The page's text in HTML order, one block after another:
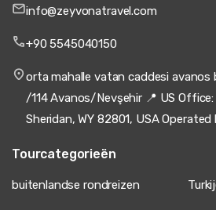
18 maart 2025
Antalya naar Cappadocië –
de beste transfer ooit, chauffeur
ook al hadden we zoveel bagage,
info@zeyvonatravel.com
+90 5545040150
orta mahalle vatan caddesi avanos
/114 Avanos/Nevşehir 📍 US Office:
Sheridan, WY 82801, USA
Tourcategorieën
buitenlandse rondreizen